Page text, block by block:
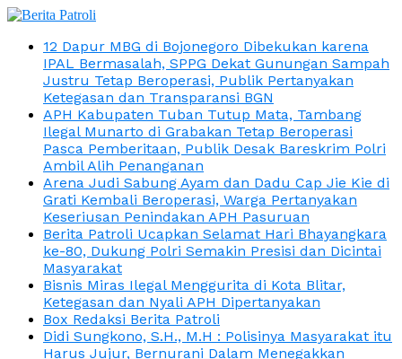
12 Dapur MBG di Bojonegoro Dibekukan karena
IPAL Bermasalah, SPPG Dekat Gunungan Sampah
Justru Tetap Beroperasi, Publik Pertanyakan
Ketegasan dan Transparansi BGN
APH Kabupaten Tuban Tutup Mata, Tambang
Ilegal Munarto di Grabakan Tetap Beroperasi
Pasca Pemberitaan, Publik Desak Bareskrim Polri
Ambil Alih Penanganan
Arena Judi Sabung Ayam dan Dadu Cap Jie Kie di
Grati Kembali Beroperasi, Warga Pertanyakan
Keseriusan Penindakan APH Pasuruan
Berita Patroli Ucapkan Selamat Hari Bhayangkara
ke-80, Dukung Polri Semakin Presisi dan Dicintai
Masyarakat
Bisnis Miras Ilegal Menggurita di Kota Blitar,
Ketegasan dan Nyali APH Dipertanyakan
Box Redaksi Berita Patroli
Didi Sungkono, S.H., M.H : Polisinya Masyarakat itu
Harus Jujur, Bernurani Dalam Menegakkan